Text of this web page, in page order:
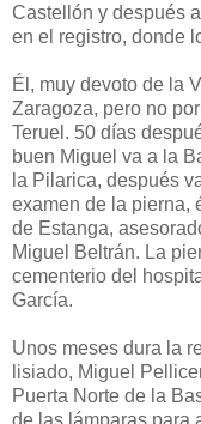
Castellón y después
en el registro, donde
Él, muy devoto de la
Zaragoza, pero no
Teruel. 50 días
buen Miguel va a la
la Pilarica, después
examen de la pierna,
de Estanga,
Miguel Beltrán. La
cementerio del
García.
Unos meses dura la
lisiado, Miguel
Puerta Norte de la
de las lámparas para